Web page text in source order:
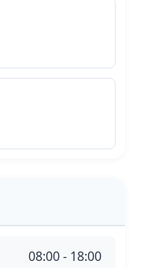
08:00 - 18:00